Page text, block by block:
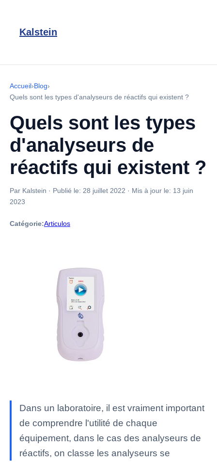
Kalstein
Accueil›Blog›
Quels sont les types d'analyseurs de réactifs qui existent ?
Quels sont les types
d'analyseurs de
réactifs qui existent ?
Par Kalstein · Publié le: 28 juillet 2022 · Mis à jour le: 13 juin
2023
Catégorie:Articulos
Dans un laboratoire, il est vraiment important
de comprendre l'utilité de chaque
équipement, dans le cas des analyseurs de
réactifs, on classe les analyseurs se